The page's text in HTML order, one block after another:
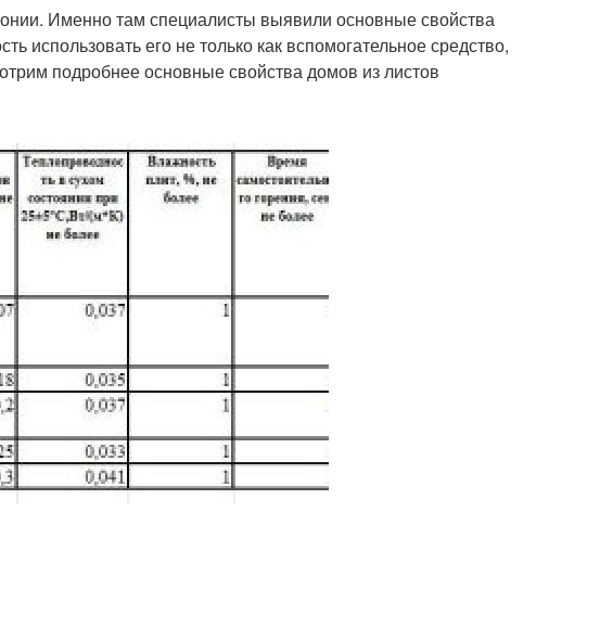
Именно там специалисты выявили основные свойства
использовать его не только как вспомогательное средство,
подробнее основные свойства домов из листов